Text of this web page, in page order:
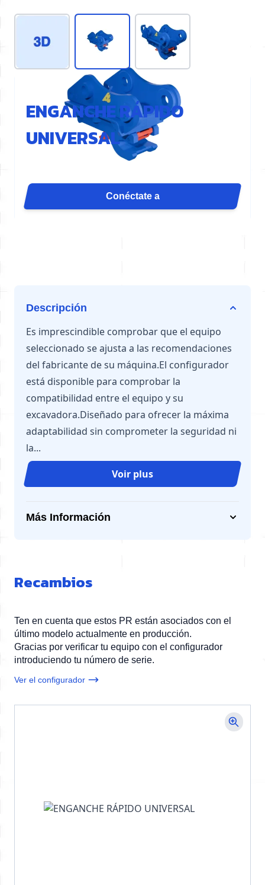
View larger imageView larger imageView larger image
REF : UA43-80-3-GEN
ENGANCHE RÁPIDO
UNIVERSAL
El acoplador UA43H permite utilizar cucharones de
y compatibilidad con múltiples diámetros. Está
Conéctate a
Descripción
Es imprescindible comprobar que el equipo
seleccionado se ajusta a las recomendaciones
del fabricante de su máquina.El configurador
está disponible para comprobar la
compatibilidad entre el equipo y su
excavadora.Diseñado para ofrecer la máxima
adaptabilidad sin comprometer la seguridad ni
la...
Voir plus
Más Información
Recambios
Ten en cuenta que estos PR están asociados con el
último modelo actualmente en producción.
Gracias por verificar tu equipo con el configurador
introduciendo tu número de serie.
Ver el configurador